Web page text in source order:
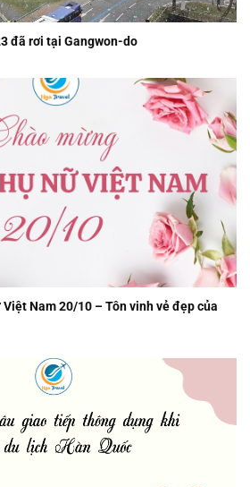
đã rơi tại Gangwon-do
Nam 20/10 – Tôn vinh vẻ đẹp của